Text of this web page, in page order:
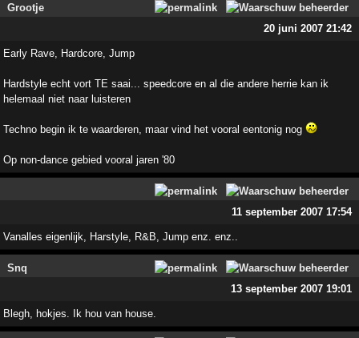
Grootje
20 juni 2007 21:42
Early Rave, Hardcore, Jump
Hardstyle echt vort TE saai... speedcore en al die andere herrie kan ik
helemaal niet naar luisteren
Techno begin ik te waarderen, maar vind het vooral eentonig nog
Op non-dance gebied vooral jaren '80
11 september 2007 17:54
Vanalles eigenlijk, Harstyle, R&B, Jump enz. enz..
Snq
13 september 2007 19:01
Blegh, hokjes. Ik hou van house.